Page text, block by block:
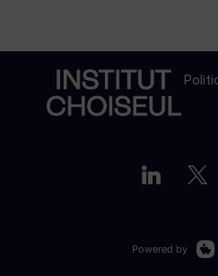
Powered by